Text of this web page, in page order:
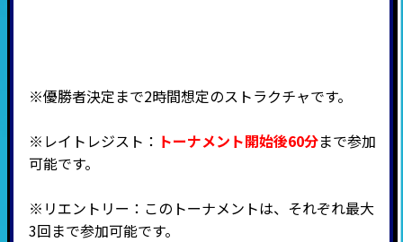
※優勝者決定まで2時間想定のストラクチャです。
※ レイトレジスト ： トーナメント開始後60分まで参加
可能です。
※リエントリー：このトーナメントは、それぞれ最大
3回まで参加可能です。